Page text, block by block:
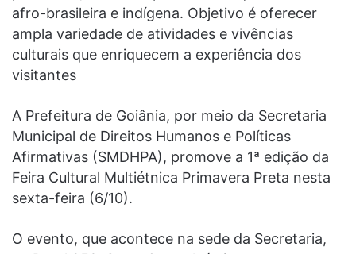
afro-brasileira e indígena. Objetivo é oferecer
ampla variedade de atividades e vivências
culturais que enriquecem a experiência dos
visitantes
A Prefeitura de Goiânia, por meio da Secretaria
Municipal de Direitos Humanos e Políticas
Afirmativas (SMDHPA), promove a 1ª edição da
Feira Cultural Multiétnica Primavera Preta nesta
sexta-feira (6/10).
O evento, que acontece na sede da Secretaria,